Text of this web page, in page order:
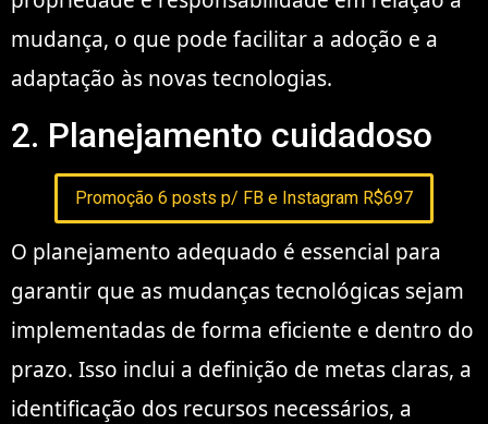
mudança, o que pode facilitar a adoção e a
adaptação às novas tecnologias.
2. Planejamento cuidadoso
Promoção 6 posts p/ FB e Instagram R$697
O planejamento adequado é essencial para
garantir que as mudanças tecnológicas sejam
implementadas de forma eficiente e dentro do
prazo. Isso inclui a definição de metas claras, a
identificação dos recursos necessários, a